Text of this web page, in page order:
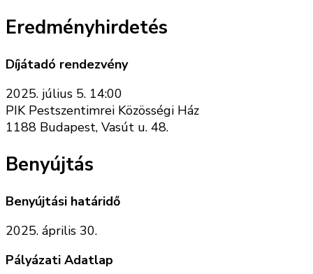
Eredményhirdetés
Díjátadó rendezvény
2025. július 5. 14:00
PIK Pestszentimrei Közösségi Ház
1188 Budapest, Vasút u. 48.
Benyújtás
Benyújtási határidő
2025. április 30.
Pályázati Adatlap